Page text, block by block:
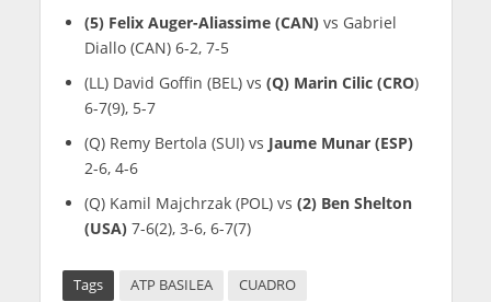
(5) Felix Auger-Aliassime (CAN)vs Gabriel
Diallo (CAN) 6-2, 7-5
(LL) David Goffin (BEL) vs (Q) Marin Cilic (CRO)
6-7(9), 5-7
(Q) Remy Bertola (SUI) vs Jaume Munar (ESP)
2-6, 4-6
(Q) Kamil Majchrzak (POL) vs (2) Ben Shelton
(USA)7-6(2), 3-6, 6-7(7)
Tags ATP BASILEA CUADRO